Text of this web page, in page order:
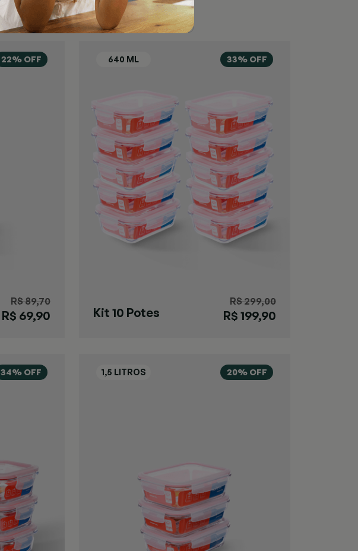
22% OFF
R$ 89,70
R$ 69,90
33% OFF
Kit 10 Potes
R$ 299,00
R$ 199,90
34% OFF 20% OFF